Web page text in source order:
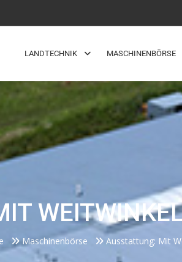
LANDTECHNIK MASCHINENBÖRSE
Maschinenbörse Ausstattung: Mit